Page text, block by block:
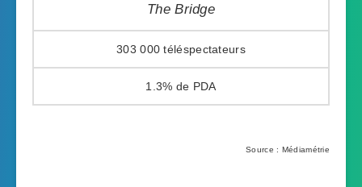
The Bridge
303 000
1.3%
Source : Médiamétrie